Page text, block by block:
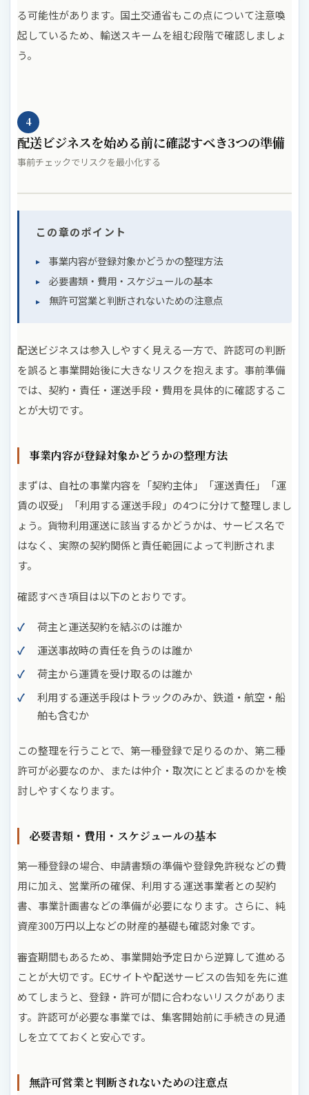
る可能性があります。国土交通省もこの点について注意喚
起しているため、輸送スキームを組む段階で確認しましょ
う。
4
配送ビジネスを始める前に確認すべき3つの準備
事前チェックでリスクを最小化する
この章のポイント
事業内容が登録対象かどうかの整理方法
必要書類・費用・スケジュールの基本
無許可営業と判断されないための注意点
配送ビジネスは参入しやすく見える一方で、許認可の判断
を誤ると事業開始後に大きなリスクを抱えます。事前準備
では、契約・責任・運送手段・費用を具体的に確認するこ
とが大切です。
事業内容が登録対象かどうかの整理方法
まずは、自社の事業内容を「契約主体」「運送責任」「運
賃の収受」「利用する運送手段」の4つに分けて整理しまし
ょう。貨物利用運送に該当するかどうかは、サービス名で
はなく、実際の契約関係と責任範囲によって判断されま
す。
確認すべき項目は以下のとおりです。
荷主と運送契約を結ぶのは誰か
運送事故時の責任を負うのは誰か
荷主から運賃を受け取るのは誰か
利用する運送手段はトラックのみか、鉄道・航空・船
舶も含むか
この整理を行うことで、第一種登録で足りるのか、第二種
許可が必要なのか、または仲介・取次にとどまるのかを検
討しやすくなります。
必要書類・費用・スケジュールの基本
第一種登録の場合、申請書類の準備や登録免許税などの費
用に加え、営業所の確保、利用する運送事業者との契約
書、事業計画書などの準備が必要になります。さらに、純
資産300万円以上などの財産的基礎も確認対象です。
審査期間もあるため、事業開始予定日から逆算して進める
ことが大切です。ECサイトや配送サービスの告知を先に進
めてしまうと、登録・許可が間に合わないリスクがありま
す。許認可が必要な事業では、集客開始前に手続きの見通
しを立てておくと安心です。
無許可営業と判断されないための注意点